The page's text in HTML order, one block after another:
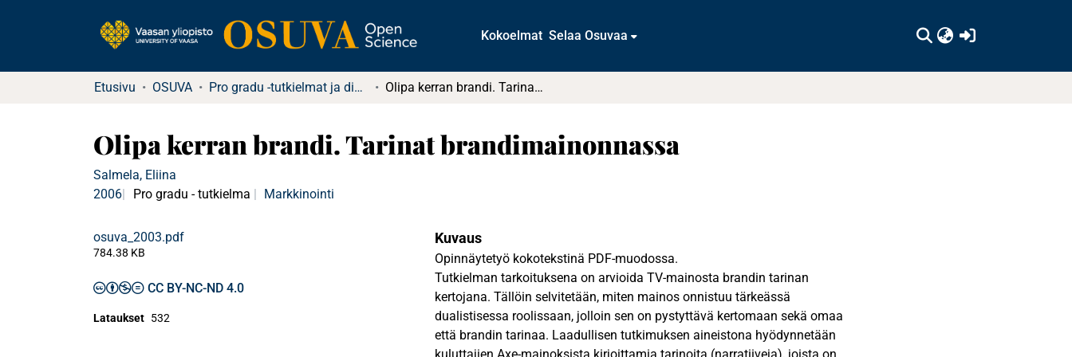
Kokoelmat Selaa Osuvaa
Etusivu OSUVA Pro gradu -tutkielmat ja diplomityöt Olipa kerran brandi. Tarinat brandimainonnassa
Olipa kerran brandi. Tarinat brandimainonnassa
Salmela, Eliina
2006
Pro gradu - tutkielma Markkinointi
osuva_2003.pdf
784.38 KB
CC BY-NC-ND 4.0
Lataukset 532
Kuvaus
Opinnäytetyö kokotekstinä PDF-muodossa.
Tutkielman tarkoituksena on arvioida TV-mainosta brandin tarinan
kertojana. Tällöin selvitetään, miten mainos onnistuu tärkeässä
dualistisessa roolissaan, jolloin sen on pystyttävä kertomaan sekä omaa
että brandin tarinaa. Laadullisen tutkimuksen aineistona hyödynnetään